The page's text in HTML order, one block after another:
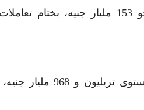
سجلت مؤشرات البورصة المصرية، هبوطاً عنيفاً، وفقد رأسمالها السوقي نحو 153 مليار
للأسهم المقيدة نحو 153 مليار جنيه، ليغلق عند مستوى